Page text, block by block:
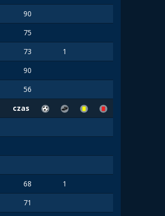
90
75
73
1
90
56
czas
68
1
71